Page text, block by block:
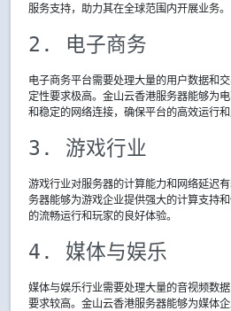
服务支持，助力其在全球范围内开展业务。
2. 电子商务
电子商务平台需要处理大量的用户数据和
定性要求极高。金山云香港服务器能够为
和稳定的网络连接，确保平台的高效运行和
3. 游戏行业
游戏行业对服务器的计算能力和网络延迟
务器能够为游戏企业提供强大的计算支持
的流畅运行和玩家的良好体验。
4. 媒体与娱乐
媒体与娱乐行业需要处理大量的音视频数
要求较高。金山云香港服务器能够为媒体